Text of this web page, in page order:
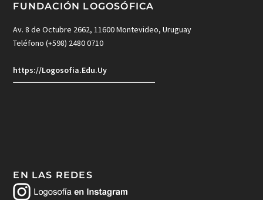
FUNDACIÓN LOGOSÓFICA
Av. 8 de Octubre 2662, 11600 Montevideo, Uruguay
Teléfono (+598) 2480 0710
https://Logosofia.Edu.Uy
EN LAS REDES